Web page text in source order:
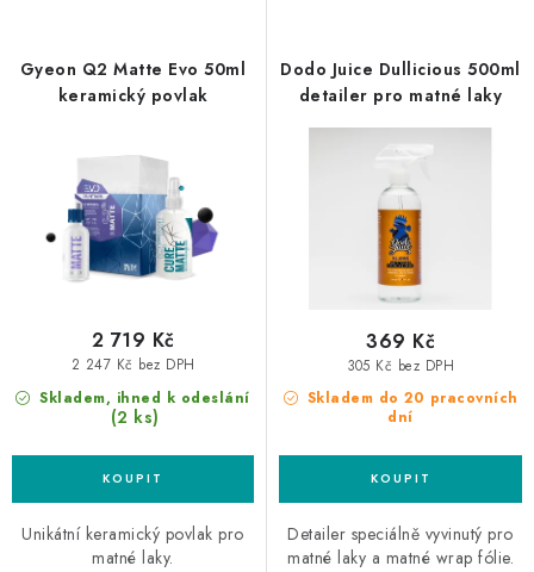
rp
Gyeon Q2 Matte Evo 50ml
keramický povlak
Skladem, ihned k odeslání
(2 ks)
2 247 Kč bez DPH
2 719 Kč
Unikátní keramický povlak pro
matné laky.
Dodo Juice Dullicious 500ml
detailer pro matné laky
Skladem do 20 pracovních
dní
305 Kč bez DPH
369 Kč
Detailer speciálně vyvinutý pro
matné laky a matné wrap fólie.